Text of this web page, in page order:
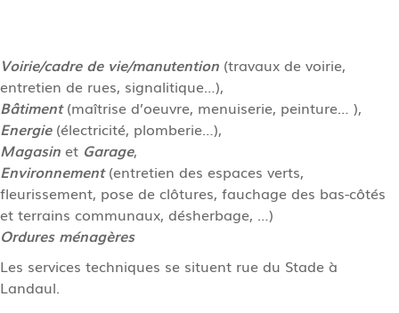
Voirie/cadre de vie/manutention (travaux de voirie,
entretien de rues, signalitique…),
Bâtiment(maîtrise d’oeuvre, menuiserie, peinture… ),
Energie (électricité, plomberie…),
Magasin et Garage,
Environnement(entretien des espaces verts,
fleurissement, pose de clôtures, fauchage des bas-côtés
et terrains communaux, désherbage, …)
Ordures ménagères
Les services techniques se situent rue du Stade à
Landaul.